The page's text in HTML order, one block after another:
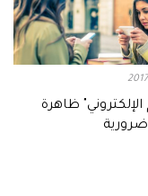
الإلكتروني" ظاهرة